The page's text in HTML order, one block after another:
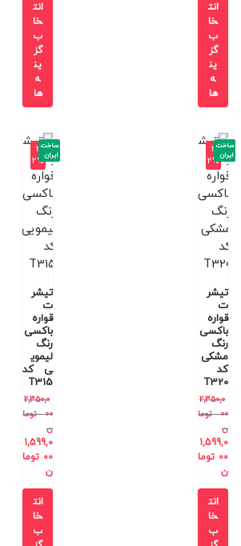
انت
خا
ب
گز
ین
ه
ها
انت
خا
ب
گز
ین
ه
ها
-3
2%
تیشر
ت
قواره
باکسی
رنگ
مشکی
کد
T320
2,350,0
00
توما
ن
1,599,0
00 توما
ن
ساخت
ایران
انت
خا
ب
-3
2%
تیشر
ت
قواره
باکسی
رنگ
لیموی
ی کد
T315
2,350,0
00
توما
ن
1,599,0
00 توما
ن
ساخت
ایران
انت
خا
ب